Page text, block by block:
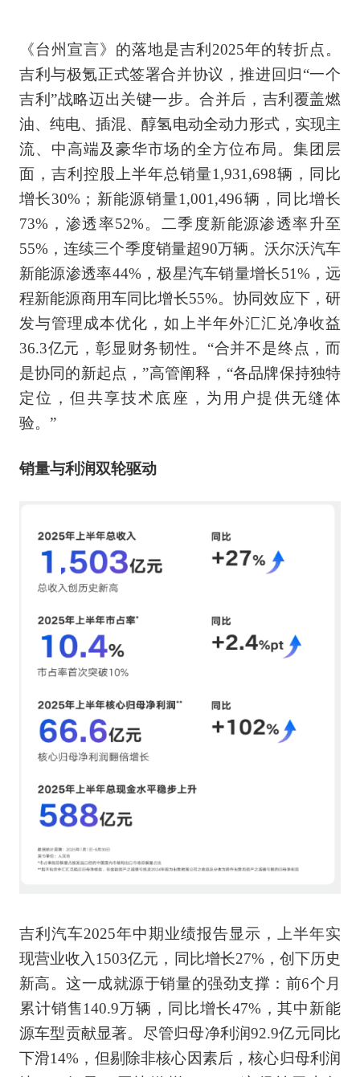
《台州宣言》的落地是吉利2025年的转折点。
吉利与极氪正式签署合并协议，推进回归“一个
吉利”战略迈出关键一步。合并后，吉利覆盖燃
油、纯电、插混、醇氢电动全动力形式，实现主
流、中高端及豪华市场的全方位布局。 集团层
面，吉利控股上半年总销量1,931,698辆，同比
增长30%；新能源销量1,001,496辆，同比增长
73%，渗透率52%。二季度新能源渗透率升至
55%，连续三个季度销量超90万辆。沃尔沃汽车
新能源渗透率44%，极星汽车销量增长51%，远
程新能源商用车同比增长55%。协同效应下，研
发与管理成本优化，如上半年外汇汇兑净收益
36.3亿元，彰显财务韧性。“合并不是终点，而
是协同的新起点，”高管阐释，“各品牌保持独特
定位，但共享技术底座，为用户提供无缝体
验。”
销量与利润双轮驱动
吉利汽车2025年中期业绩报告显示，上半年实
现营业收入1503亿元，同比增长27%，创下历史
新高。这一成就源于销量的强劲支撑：前6个月
累计销售140.9万辆，同比增长47%，其中新能
源车型贡献显著。尽管归母净利润92.9亿元同比
下滑14%，但剔除非核心因素后，核心归母利润